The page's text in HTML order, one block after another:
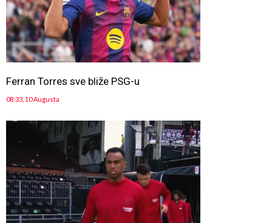
Ferran Torres sve bliže PSG-u
08:33, 10 Augusta